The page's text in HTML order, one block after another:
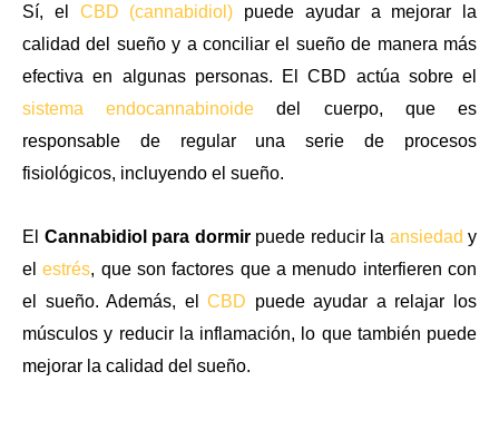
Sí, el CBD (cannabidiol) puede ayudar a mejorar la
calidad del sueño y a conciliar el sueño de manera más
efectiva en algunas personas. El CBD actúa sobre el
sistema endocannabinoide del cuerpo, que es
responsable de regular una serie de procesos
fisiológicos, incluyendo el sueño.
El Cannabidiol para dormirpuede reducir la ansiedad y
elestrés, que son factores que a menudo interfieren con
el sueño. Además, elCBD puede ayudar a relajar los
músculos y reducir la inflamación, lo que también puede
mejorar la calidad del sueño.